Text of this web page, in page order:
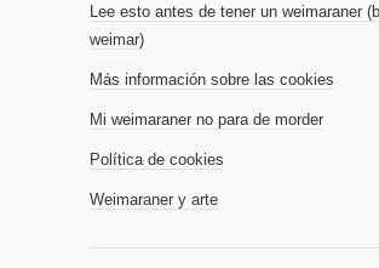
Lee esto antes de tener un weimaraner
weimar)
Más información sobre las cookies
Mi weimaraner no para de morder
Política de cookies
Weimaraner y arte